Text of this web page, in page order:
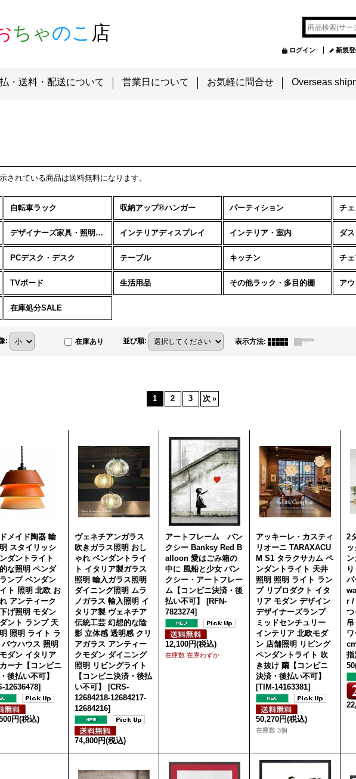
ちゃのこ 店
ログイン 新規
・送料・配送について 営業日について お気軽に問合せ Overseas
されている商品は送料無料になります。
自転車ラック 収納アップ®ハンガー パーティション チェ
デザイナーズ家具・照明etc インテリアディスプレイ インテリア・室内 ダ
PCデスク・デスク テーブル キッチン チ
TVボード 生活用品 その他ラック・多目的棚 ア
在庫処分SALE
: 在庫あり 並び順: 表示方法:
1 2 3 次 »
メイド陶器 輸
スタイリッシ
ダントライト
な照明 ペンダ
ンプ ペンダン
イト 照明 北欧 お
アンティーク
げ照明 モダン
ント ランプ 天
照明 ライト ラ
バウハウス 照明
ダン イタリア
カーナ【コンビニ
後払い不可】
12636478]
円(税込)
ヴェネチアンガラス
吹きガラス照明 おし
ゃれ ペンダントライ
ト イタリア製ガラス
照明 輸入ガラス照明
ダイニング照明 ムラ
ノガラス 輸入照明 イ
タリア製 ヴェネチア
伝統工芸 幻想的な陰
影 立体感 透明感 クリ
アガラス アンティー
クモダン ダイニング
照明 リビングライト
【コンビニ決済・後払
い不可】
[CRS-
12684218-12684217-
12684216]
74,800円(税込)
アートフレーム バン
クシー Banksy Red B
alloon 愛はごみ箱の
中に 風船と少女 バン
クシー・アートフレー
ム【コンビニ決済・後
払い不可】
[RFN-
7823274]
12,100円(税込)
在庫数 在庫わずか
アッキーレ・カスティ
リオーニ TARAXACU
M S1 タラクサカム ペ
ンダントライト 天井
照明 照明 ライト ラン
プ リプロダクト イタ
リア モダン デザイン
デザイナーズランプ
ミッドセンチュリー
インテリア 北欧モダ
ン 店舗照明 リビング
ペンダントライト 吹
き抜け 繭【コンビニ
決済・後払い不可】
[TIM-14163381]
50,270円(税込)
在庫数 3個
2
パ
r /
つ
指